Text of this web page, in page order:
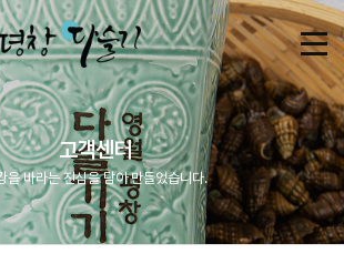
고객센터
을 바라는 진심을 담아 만들었습니다.